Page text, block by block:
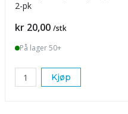
2-pk
Pris
kr 20,00 /stk
På lager 50+
Kjøp